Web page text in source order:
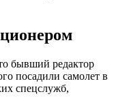
бывший редактор
посадили самолет в
спецслужб,